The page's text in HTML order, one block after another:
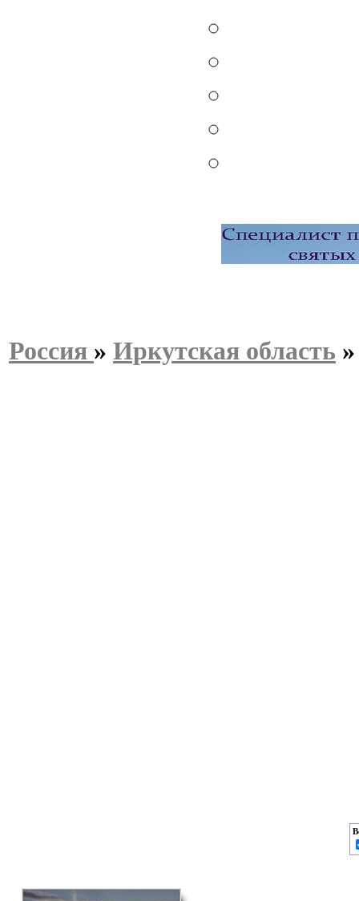
Россия » Иркутская область